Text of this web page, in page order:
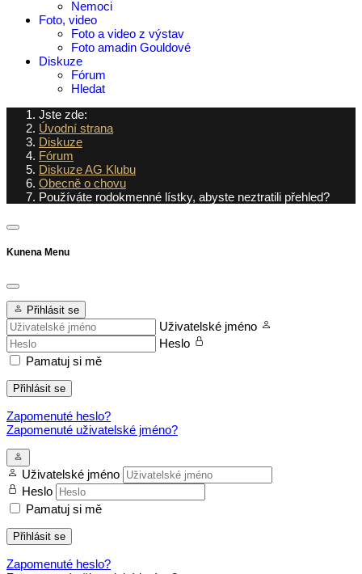
Nemoci
Foto, video
Foto a video z výstav
Foto amadin Gouldové
Diskuze
Fórum
Hledat
Jste zde:
Úvodní strana
Diskuze
Fórum
Diskuze AG Klubu
Obecně o chovu
Používáte rodokmenné lístky, abyste neztratili přehled?
Kunena Menu
Přihlásit se
Uživatelské jméno
Heslo
Pamatuj si mě
Přihlásit se
Zapomenuté heslo?
Zapomenuté uživatelské jméno?
Uživatelské jméno
Heslo
Pamatuj si mě
Přihlásit se
Zapomenuté heslo?